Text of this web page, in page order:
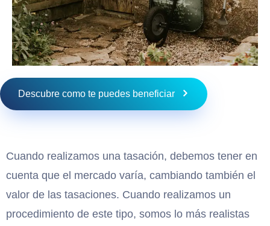
Descubre como te puedes beneficiar
Cuando realizamos una tasación, debemos tener en
cuenta que el mercado varía, cambiando también el
valor de las tasaciones. Cuando realizamos un
procedimiento de este tipo, somos lo más realistas